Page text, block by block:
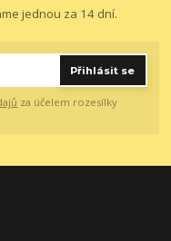
jednou za 14 dní.
Přihlásit se
za účelem rozesílky